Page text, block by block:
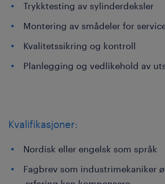
Trykktesting av sylinderdeksler
Montering av smådeler for
Kvalitetssikring og kontroll
Planlegging og vedlikehold av
Kvalifikasjoner:
Nordisk eller engelsk som språk
Fagbrev som industrimekaniker